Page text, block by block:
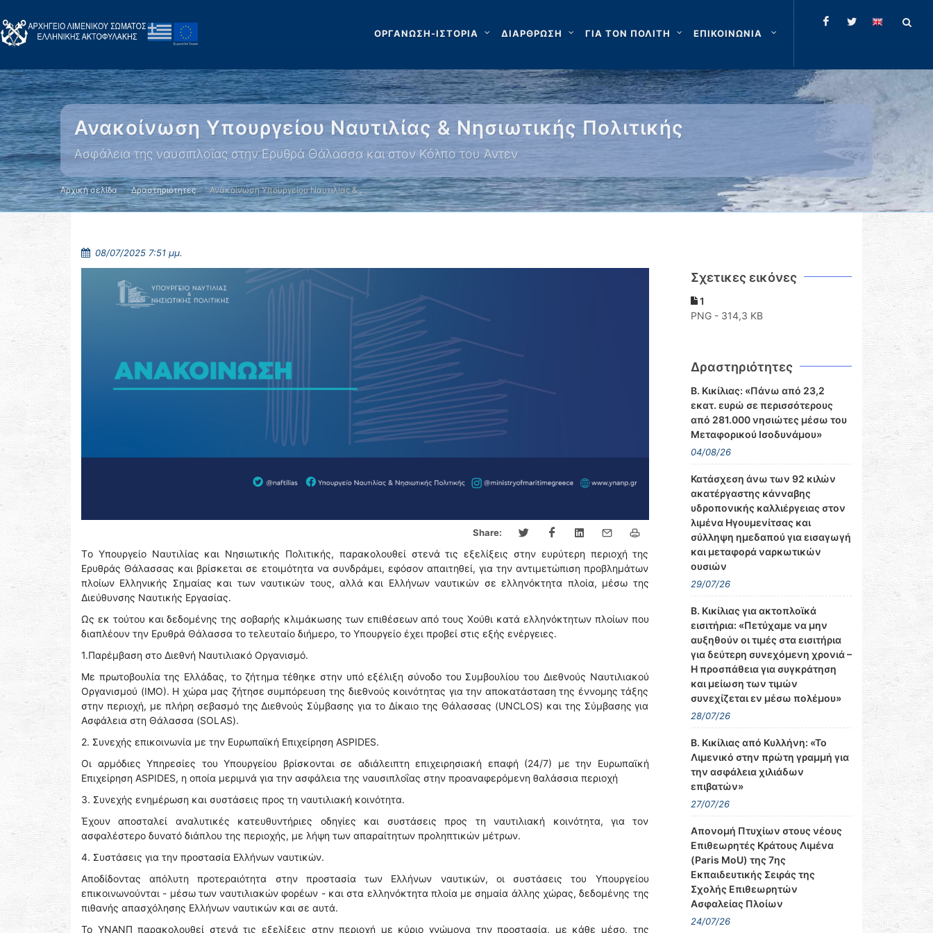
ΟΡΓΑΝΩΣΗ-ΙΣΤΟΡΙΑ ΔΙΑΡΘΡΩΣΗ ΓΙΑ ΤΟΝ ΠΟΛΙΤΗ ΕΠΙΚΟΙΝΩΝΙΑ
Ανακοίνωση Υπουργείου Ναυτιλίας & Νησιωτικής Πολιτικής
Ασφάλεια της ναυσιπλοΐας στην Ερυθρά Θάλασσα και στον Κόλπο του Άντεν
Αρχική σελίδα Δραστηριότητες Ανακοίνωση Υπουργείου Ναυτιλίας & …
08/07/2025 7:51 μμ.
Share:
Tο Υπουργείο Ναυτιλίας και Νησιωτικής Πολιτικής, παρακολουθεί στενά τις εξελίξεις στην ευρύτερη περιοχή της
Ερυθράς Θάλασσας και βρίσκεται σε ετοιμότητα να συνδράμει, εφόσον απαιτηθεί, για την αντιμετώπιση προβλημάτων
πλοίων Ελληνικής Σημαίας και των ναυτικών τους, αλλά και Ελλήνων ναυτικών σε ελληνόκτητα πλοία, μέσω της
Διεύθυνσης Ναυτικής Εργασίας.
Ως εκ τούτου και δεδομένης της σοβαρής κλιμάκωσης των επιθέσεων από τους Χούθι κατά ελληνόκτητων πλοίων που
διαπλέουν την Ερυθρά Θάλασσα το τελευταίο διήμερο, το Υπουργείο έχει προβεί στις εξής ενέργειες.
1.Παρέμβαση στο Διεθνή Ναυτιλιακό Οργανισμό.
Με πρωτοβουλία της Ελλάδας, το ζήτημα τέθηκε στην υπό εξέλιξη σύνοδο του Συμβουλίου του Διεθνούς Ναυτιλιακού
Οργανισμού (ΙΜΟ). Η χώρα μας ζήτησε συμπόρευση της διεθνούς κοινότητας για την αποκατάσταση της έννομης τάξης
στην περιοχή, με πλήρη σεβασμό της Διεθνούς Σύμβασης για το Δίκαιο της Θάλασσας (UNCLOS) και της Σύμβασης για
Ασφάλεια στη Θάλασσα (SOLAS).
2. Συνεχής επικοινωνία με την Ευρωπαϊκή Επιχείρηση ASPIDES.
Οι αρμόδιες Υπηρεσίες του Υπουργείου βρίσκονται σε αδιάλειπτη επιχειρησιακή επαφή (24/7) με την Ευρωπαϊκή
Επιχείρηση ASPIDES, η οποία μεριμνά για την ασφάλεια της ναυσιπλοΐας στην προαναφερόμενη θαλάσσια περιοχή
3. Συνεχής ενημέρωση και συστάσεις προς τη ναυτιλιακή κοινότητα.
Έχουν αποσταλεί αναλυτικές κατευθυντήριες οδηγίες και συστάσεις προς τη ναυτιλιακή κοινότητα, για τον
ασφαλέστερο δυνατό διάπλου της περιοχής, με λήψη των απαραίτητων προληπτικών μέτρων.
4. Συστάσεις για την προστασία Ελλήνων ναυτικών.
Αποδίδοντας απόλυτη προτεραιότητα στην προστασία των Ελλήνων ναυτικών, οι συστάσεις του Υπουργείου
επικοινωνούνται - μέσω των ναυτιλιακών φορέων - και στα ελληνόκτητα πλοία με σημαία άλλης χώρας, δεδομένης της
πιθανής απασχόλησης Ελλήνων ναυτικών και σε αυτά.
Το ΥΝΑΝΠ παρακολουθεί στενά τις εξελίξεις στην περιοχή με κύριο γνώμονα την προστασία, με κάθε μέσο, της
Σχετικες εικόνες
1
PNG - 314,3 KB
Δραστηριότητες
Β. Κικίλιας: «Πάνω από 23,2
εκατ. ευρώ σε περισσότερους
από 281.000 νησιώτες μέσω του
Μεταφορικού Ισοδυνάμου»
04/08/26
Κατάσχεση άνω των 92 κιλών
ακατέργαστης κάνναβης
υδροπονικής καλλιέργειας στον
λιμένα Ηγουμενίτσας και
σύλληψη ημεδαπού για εισαγωγή
και μεταφορά ναρκωτικών
ουσιών
29/07/26
Β. Κικίλιας για ακτοπλοϊκά
εισιτήρια: «Πετύχαμε να μην
αυξηθούν οι τιμές στα εισιτήρια
για δεύτερη συνεχόμενη χρονιά –
Η προσπάθεια για συγκράτηση
και μείωση των τιμών
συνεχίζεται εν μέσω πολέμου»
28/07/26
Β. Κικίλιας από Κυλλήνη: «Το
Λιμενικό στην πρώτη γραμμή για
την ασφάλεια χιλιάδων
επιβατών»
27/07/26
Απονομή Πτυχίων στους νέους
Επιθεωρητές Κράτους Λιμένα
(Paris MoU) της 7ης
Εκπαιδευτικής Σειράς της
Σχολής Επιθεωρητών
Ασφαλείας Πλοίων
24/07/26